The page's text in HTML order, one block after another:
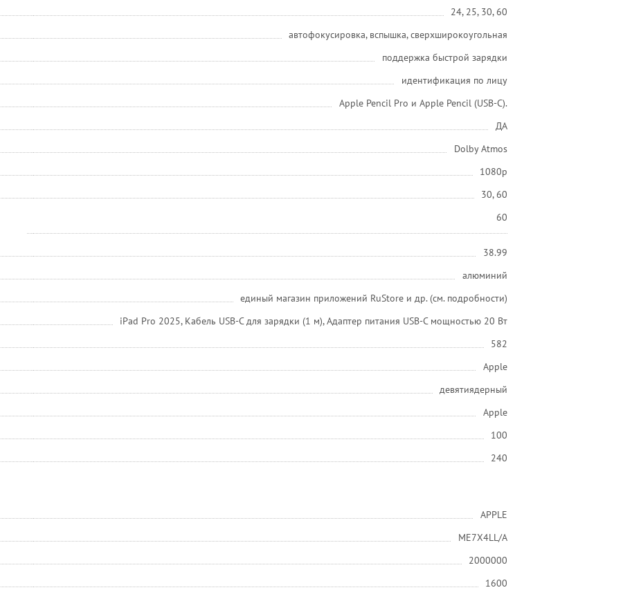
24, 25, 30, 60
автофокусировка, вспышка, сверхширокоугольная
поддержка быстрой зарядки
идентификация по лицу
Apple Pencil Pro и Apple Pencil (USB-C).
ДА
Dolby Atmos
1080p
30, 60
60
38.99
алюминий
единый магазин приложений RuStore и др. (см. подробности)
iPad Pro 2025, Кабель USB-C для зарядки (1 м), Адаптер питания USB-C мощностью 20 Вт
582
Apple
девятиядерный
Apple
100
240
APPLE
ME7X4LL/A
2000000
1600